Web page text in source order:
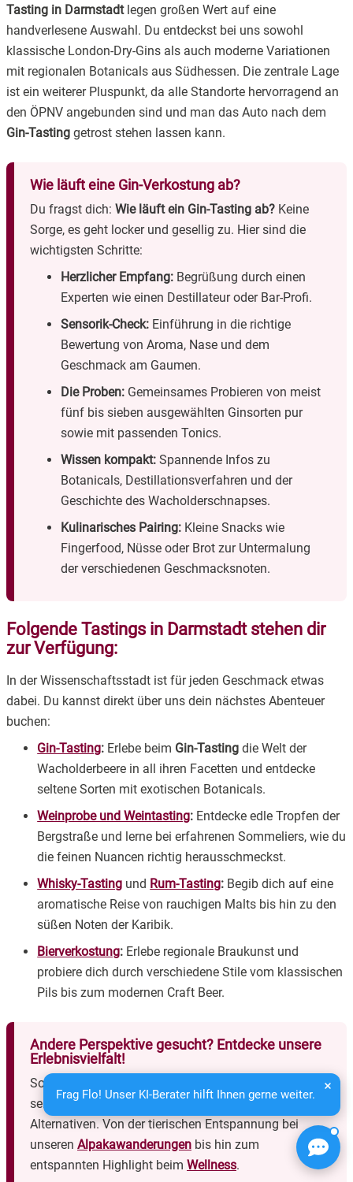
Tasting in Darmstadtlegen großen Wert auf eine
handverlesene Auswahl. Du entdeckst bei uns sowohl
klassische London-Dry-Gins als auch moderne Variationen
mit regionalen Botanicals aus Südhessen. Die zentrale Lage
ist ein weiterer Pluspunkt, da alle Standorte hervorragend an
den ÖPNV angebunden sind und man das Auto nach dem
Gin-Tasting getrost stehen lassen kann.
Wie läuft eine Gin-Verkostung ab?
Du fragst dich: Wie läuft ein Gin-Tasting ab? Keine
Sorge, es geht locker und gesellig zu. Hier sind die
wichtigsten Schritte:
Herzlicher Empfang: Begrüßung durch einen
Experten wie einen Destillateur oder Bar-Profi.
Sensorik-Check: Einführung in die richtige
Bewertung von Aroma, Nase und dem
Geschmack am Gaumen.
Die Proben: Gemeinsames Probieren von meist
fünf bis sieben ausgewählten Ginsorten pur
sowie mit passenden Tonics.
Wissen kompakt: Spannende Infos zu
Botanicals, Destillationsverfahren und der
Geschichte des Wacholderschnapses.
Kulinarisches Pairing: Kleine Snacks wie
Fingerfood, Nüsse oder Brot zur Untermalung
der verschiedenen Geschmacksnoten.
Folgende Tastings in Darmstadt stehen dir
zur Verfügung:
In der Wissenschaftsstadt ist für jeden Geschmack etwas
dabei. Du kannst direkt über uns dein nächstes Abenteuer
buchen:
Gin-Tasting: Erlebe beim Gin-Tasting die Welt der
Wacholderbeere in all ihren Facetten und entdecke
seltene Sorten mit exotischen Botanicals.
Weinprobe und Weintasting: Entdecke edle Tropfen der
Bergstraße und lerne bei erfahrenen Sommeliers, wie du
die feinen Nuancen richtig herausschmeckst.
Whisky-Tasting und Rum-Tasting: Begib dich auf eine
aromatische Reise von rauchigen Malts bis hin zu den
süßen Noten der Karibik.
Bierverkostung: Erlebe regionale Braukunst und
probiere dich durch verschiedene Stile vom klassischen
Pils bis zum modernen Craft Beer.
Andere Perspektive gesucht? Entdecke unsere
Erlebnisvielfalt!
Sollte dein Gaumen heute schon wunschlos glücklich
sein, haben wir in Südhessen noch weitere spannende
Alternativen. Von der tierischen Entspannung bei
unseren Alpakawanderungen bis hin zum
entspannten Highlight beim Wellness.
Frag Flo! Unser KI-Berater hilft Ihnen gerne weiter.